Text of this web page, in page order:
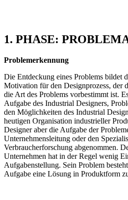
1. PHASE:
Problemerkennung
Die Entdeckung eines Problems bildet
Motivation für den Designprozess, der
die Art des Problems vorbestimmt ist.
Aufgabe des Industrial Designers,
den Möglichkeiten des Industrial
heutigen Organisation industrieller
Designer aber die Aufgabe der
Unternehmensleitung oder den
Verbraucherforschung abgenommen.
Unternehmen hat in der Regel wenig
Aufgabenstellung. Sein Problem
Aufgabe eine Lösung in Produktform